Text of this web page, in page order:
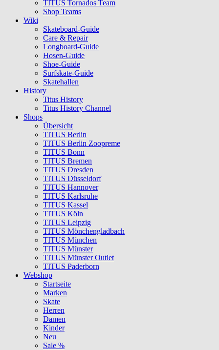
TITUS Tornados Team
Shop Teams
Wiki
Skateboard-Guide
Care & Repair
Longboard-Guide
Hosen-Guide
Shoe-Guide
Surfskate-Guide
Skatehallen
History
Titus History
Titus History Channel
Shops
Übersicht
TITUS Berlin
TITUS Berlin Zoopreme
TITUS Bonn
TITUS Bremen
TITUS Dresden
TITUS Düsseldorf
TITUS Hannover
TITUS Karlsruhe
TITUS Kassel
TITUS Köln
TITUS Leipzig
TITUS Mönchengladbach
TITUS München
TITUS Münster
TITUS Münster Outlet
TITUS Paderborn
Webshop
Startseite
Marken
Skate
Herren
Damen
Kinder
Neu
Sale %